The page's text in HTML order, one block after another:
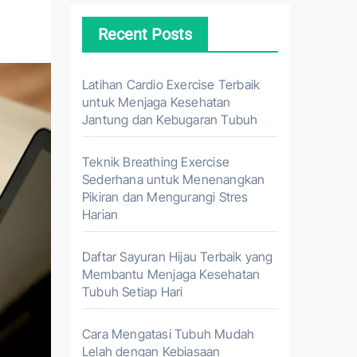
Recent Posts
Latihan Cardio Exercise Terbaik
untuk Menjaga Kesehatan
Jantung dan Kebugaran Tubuh
Teknik Breathing Exercise
Sederhana untuk Menenangkan
Pikiran dan Mengurangi Stres
Harian
Daftar Sayuran Hijau Terbaik yang
Membantu Menjaga Kesehatan
Tubuh Setiap Hari
Cara Mengatasi Tubuh Mudah
Lelah dengan Kebiasaan